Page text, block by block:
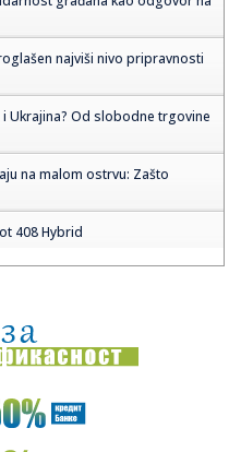
najviši nivo pripravnosti
Ukrajina? Od slobodne trgovine
na malom ostrvu: Zašto
408 Hybrid
данима ...
tajne kad je otišao u